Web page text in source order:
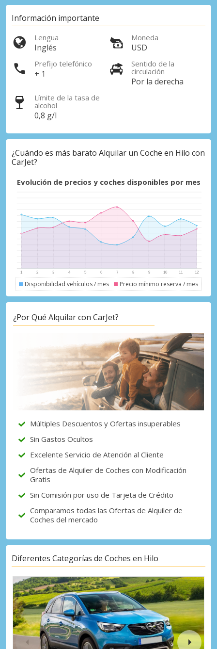
Descuentos especiales
Accede a ofertas exclusivas de nuestros
proveedores.
Iniciar sesión con eLink
Información importante
Lengua
Inglés
Moneda
USD
Prefijo telefónico
+ 1
Sentido de la
circulación
Por la derecha
Límite de la tasa de
alcohol
0,8 g/l
¿Cuándo es más barato Alquilar un Coche en Hilo con
CarJet?
Evolución de precios y coches disponibles por mes
Disponibilidad vehículos / mes Precio mínimo reserva / mes
¿Por Qué Alquilar con CarJet?
Múltiples Descuentos y Ofertas insuperables
Sin Gastos Ocultos
Excelente Servicio de Atención al Cliente
Ofertas de Alquiler de Coches con Modificación
Gratis
Sin Comisión por uso de Tarjeta de Crédito
Comparamos todas las Ofertas de Alquiler de
Coches del mercado
Diferentes Categorías de Coches en Hilo